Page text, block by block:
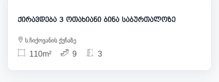
ქირავდება 3 ოთახიანი ბინა საბურთალოზე
ს.ჩიქოვანის ქუჩაზე
110m² 9 3